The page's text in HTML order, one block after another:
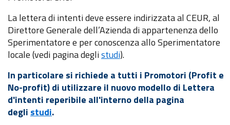
La lettera di intenti deve essere indirizzata al CEUR, al
Direttore Generale dell’Azienda di appartenenza dello
Sperimentatore e per conoscenza allo Sperimentatore
locale (vedi pagina deglistudi).
In particolare si richiede a tutti i Promotori (Profit e
No-profit) di utilizzare il nuovo modello di Lettera
d'intenti reperibile all'interno della pagina
degli studi.